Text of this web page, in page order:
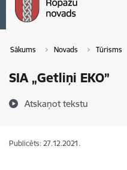
Sākums Novads Tūrisms
SIA „Getliņi EKO”
Atskaņot tekstu
Publicēts: 27.12.2021.